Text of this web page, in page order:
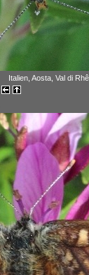
Italien, Aosta, Val di